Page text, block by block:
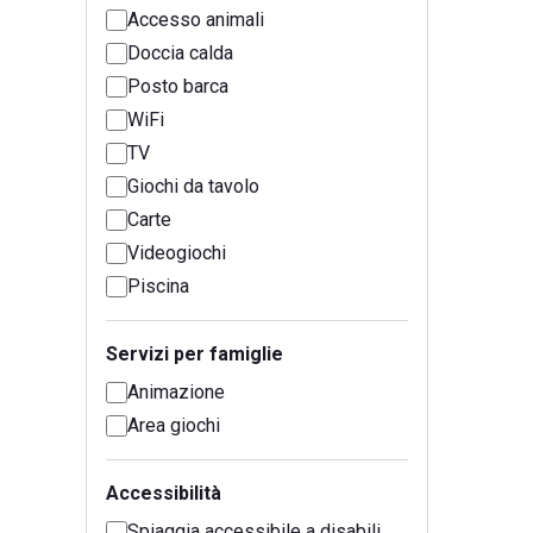
Accesso animali
Doccia calda
Posto barca
WiFi
TV
Giochi da tavolo
Carte
Videogiochi
Piscina
Servizi per famiglie
Animazione
Area giochi
Accessibilità